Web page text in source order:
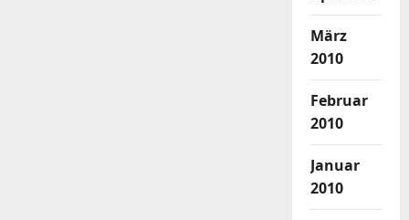
März
2010
Februar
2010
Januar
2010